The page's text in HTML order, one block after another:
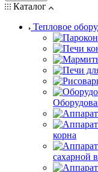
Каталог
Тепловое
корна
сахарной